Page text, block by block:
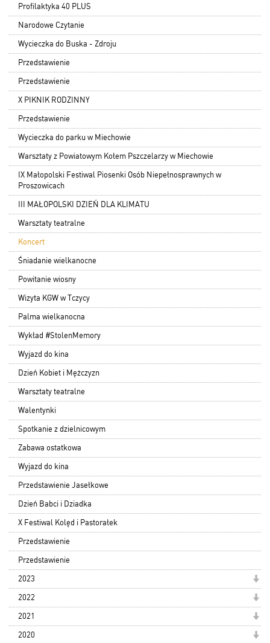
Profilaktyka 40 PLUS
Narodowe Czytanie
Wycieczka do Buska - Zdroju
Przedstawienie
Przedstawienie
X PIKNIK RODZINNY
Przedstawienie
Wycieczka do parku w Miechowie
Warsztaty z Powiatowym Kołem Pszczelarzy w Miechowie
IX Małopolski Festiwal Piosenki Osób Niepełnosprawnych w
Proszowicach
III MAŁOPOLSKI DZIEŃ DLA KLIMATU
Warsztaty teatralne
Koncert
Śniadanie wielkanocne
Powitanie wiosny
Wizyta KGW w Tczycy
Palma wielkanocna
Wykład #StolenMemory
Wyjazd do kina
Dzień Kobiet i Mężczyzn
Warsztaty teatralne
Walentynki
Spotkanie z dzielnicowym
Zabawa ostatkowa
Wyjazd do kina
Przedstawienie Jasełkowe
Dzień Babci i Dziadka
X Festiwal Kolęd i Pastorałek
Przedstawienie
Przedstawienie
2023
2022
2021
2020